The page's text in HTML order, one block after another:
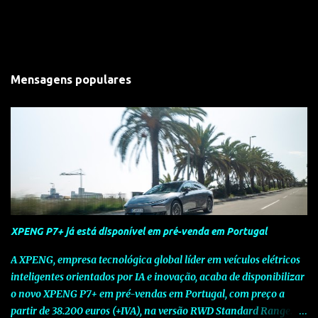
Mensagens populares
XPENG P7+ já está disponível em pré-venda em Portugal
A XPENG, empresa tecnológica global líder em veículos elétricos
inteligentes orientados por IA e inovação, acaba de disponibilizar
o novo XPENG P7+ em pré-vendas em Portugal, com preço a
partir de 38.200 euros (+IVA), na versão RWD Standard Range.